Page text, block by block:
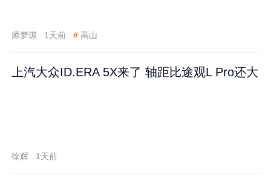
师梦琼 1天前 # 高山
上汽大众ID.ERA 5X来了 轴距比途观L Pro还大
徐辉 1天前